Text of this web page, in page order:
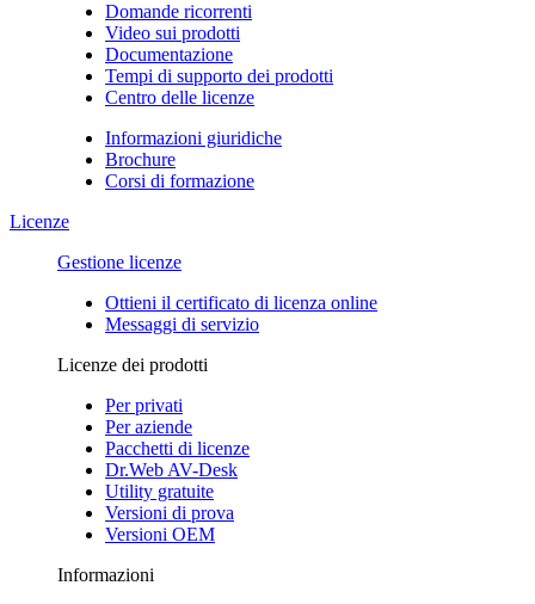
Domande ricorrenti
Video sui prodotti
Documentazione
Tempi di supporto dei prodotti
Centro delle licenze
Informazioni giuridiche
Brochure
Corsi di formazione
Licenze
Gestione licenze
Ottieni il certificato di licenza online
Messaggi di servizio
Licenze dei prodotti
Per privati
Per aziende
Pacchetti di licenze
Dr.Web AV-Desk
Utility gratuite
Versioni di prova
Versioni OEM
Informazioni